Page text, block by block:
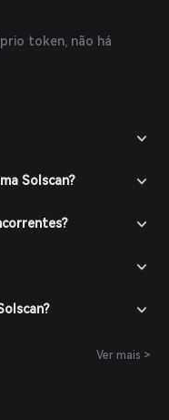
token, não há
Solscan?
Ver mais >